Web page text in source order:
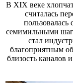
В XIX веке
считалась
семимильными
стал
благоприятным
близость